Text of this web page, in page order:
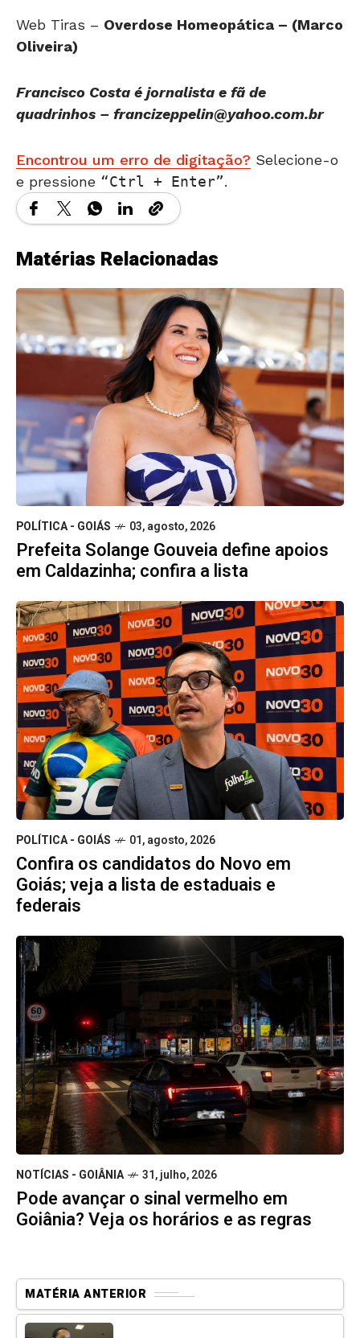
Web Tiras – Overdose Homeopática – (Marco
Oliveira)
Francisco Costa é jornalista e fã de
quadrinhos – francizeppelin@yahoo.com.br
Encontrou um erro de digitação? Selecione-o
e pressione
Ctrl + Enter .
Matérias Relacionadas
POLÍTICA - GOIÁS 03, agosto, 2026
Prefeita Solange Gouveia define apoios
em Caldazinha; confira a lista
POLÍTICA - GOIÁS 01, agosto, 2026
Confira os candidatos do Novo em
Goiás; veja a lista de estaduais e
federais
NOTÍCIAS - GOIÂNIA 31, julho, 2026
Pode avançar o sinal vermelho em
Goiânia? Veja os horários e as regras
MATÉRIA ANTERIOR